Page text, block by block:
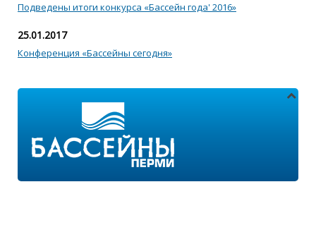
Подведены итоги конкурса «Бассейн года' 2016»
25.01.2017
Конференция «Бассейны сегодня»